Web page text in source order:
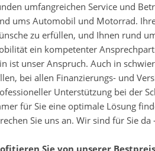
umfangreichen Service und
ums Automobil und Motorrad.
zu erfüllen, und Ihnen rund
ein kompetenter
ist unser Anspruch. Auch in
bei allen Finanzierungs- und
Unterstützung bei der
für Sie eine optimale Lösung
Sie uns an. Wir sind für Sie da
Sie von unserer